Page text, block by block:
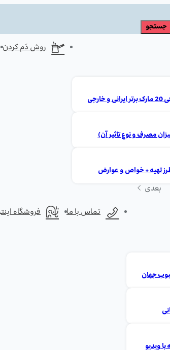
مصرف و نوع تاثیر آن)
بعدی
روش دَم کردن
تماس با ما فروشگاه